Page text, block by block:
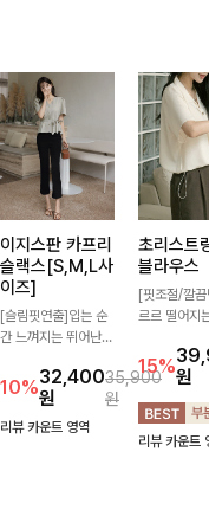
이지스판 카프리
슬랙스[S,M,L사
이즈]
[슬림핏연출]입는 순
간 느껴지는 뛰어난
은 날에도 편안하게
🌿 발목이 드러나는
카프리 기장이 다리
10%32,400
원
35,900
원
리뷰 카운트 영역
초리스트
블라우스
[핏조절/깔
르르 떨어지
쾌적하게 즐
카라 블라우
한 디자인에
카라와 버튼
더해 데일리
15%원
리뷰 카운트